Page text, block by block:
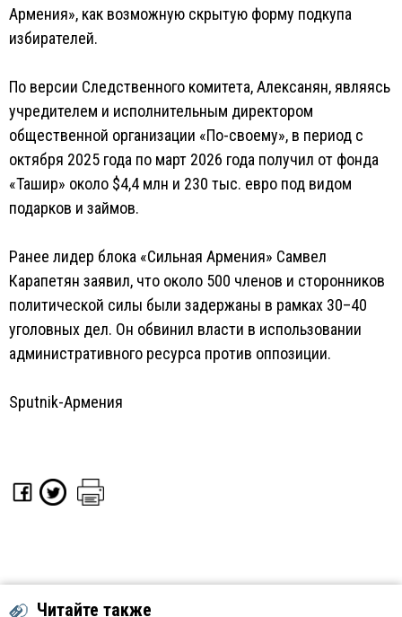
Армения», как возможную скрытую форму подкупа
избирателей.
По версии Следственного комитета, Алексанян, являясь
учредителем и исполнительным директором
общественной организации «По-своему», в период с
октября 2025 года по март 2026 года получил от фонда
«Ташир» около $4,4 млн и 230 тыс. евро под видом
подарков и займов.
Ранее лидер блока «Сильная Армения» Самвел
Карапетян заявил, что около 500 членов и сторонников
политической силы были задержаны в рамках 30–40
уголовных дел. Он обвинил власти в использовании
административного ресурса против оппозиции.
Sputnik-Армения
Читайте также